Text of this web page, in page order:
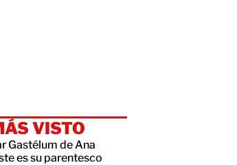
VISTO
Gastélum de Ana
es su parentesco